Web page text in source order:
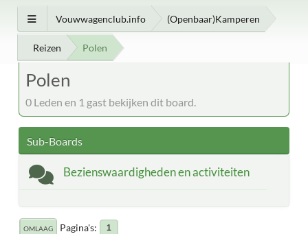
Vouwwagenclub.info (Openbaar)Kamperen
Reizen Polen
Polen
0 Leden en 1 gast bekijken dit board.
Sub-Boards
Bezienswaardigheden en activiteiten
OMLAAG Pagina's 1